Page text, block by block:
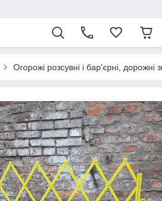
Огорожі розсувні і бар'єрні, дорожні